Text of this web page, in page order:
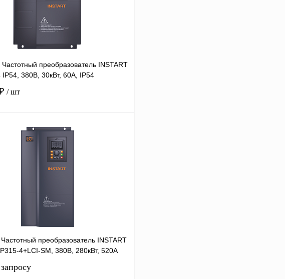
преобразователь INSTART
IP54, 380В, 30кВт, 60А, IP54
/ шт
В корзину
Сравнение
преобразователь INSTART
4+LCI-SM, 380В, 280кВт, 520А